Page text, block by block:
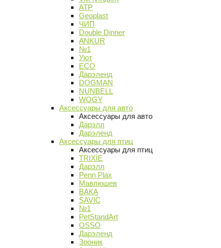
АТР
Geoplast
ЧИП
Double Dinner
ANKUR
№1
Уют
ECO
Дарэленд
DOGMAN
NUNBELL
WOGY
Аксессуары для авто
Аксессуары для авто
Дарэлл
Дарэленд
Аксессуары для птиц
Аксессуары для птиц
TRIXIE
Дарэлл
Penn Plax
Мавлюшев
ВАКА
SAVIC
№1
PetStandArt
OSSO
Дарэленд
Зооник